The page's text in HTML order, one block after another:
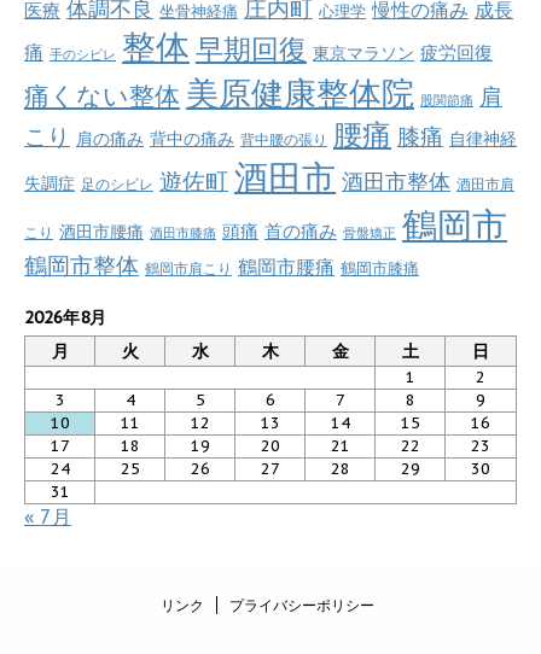
医療 体調不良 坐骨神経痛 庄内町 心理学 慢性の痛み 成長
痛 手のシビレ 整体 早期回復 東京マラソン 疲労回復
痛くない整体 美原健康整体院 股関節痛 肩
こり 肩の痛み 背中の痛み 背中腰の張り 腰痛 膝痛 自律神経
失調症 足のシビレ 遊佐町 酒田市 酒田市整体 酒田市肩
こり 酒田市腰痛 酒田市膝痛 頭痛 首の痛み 骨盤矯正 鶴岡市
鶴岡市整体 鶴岡市肩こり 鶴岡市腰痛 鶴岡市膝痛
2026年8月
月
火 水 木 金 土 日
1
2
3
4 5 6 7 8
9
10
11 12 13 14 15
16
17
18 19 20 21 22
23
24
25 26 27 28 29
30
31
« 7月
リンク プライバシーポリシー